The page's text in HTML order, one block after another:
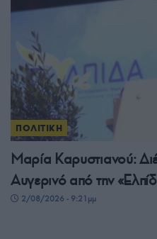
ΠΟΛΙΤΙΚΗ
Μαρία Καρυστιανού:
Αυγερινό από την
2/08/2026 - 9:21μμ